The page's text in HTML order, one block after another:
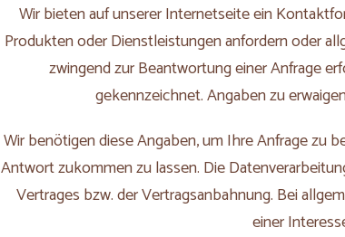
Wir bieten auf unserer Internetseite ein
Produkten oder Dienstleistungen anfordern oder
zwingend zur Beantwortung einer Anfrage
gekennzeichnet. Angaben zu
Wir benötigen diese Angaben, um Ihre Anfrage zu
Antwort zukommen zu lassen. Die
Vertrages bzw. der Vertragsanbahnung. Bei
einer